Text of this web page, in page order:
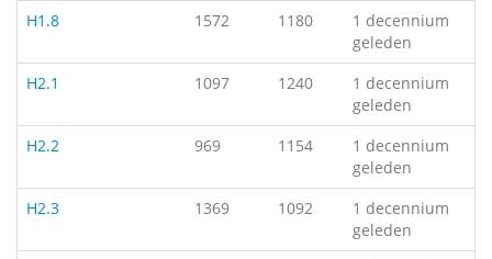
H1.8
1572 1180
1 decennium
geleden
H2.1
1097 1240
1 decennium
geleden
H2.2
969 1154
1 decennium
geleden
H2.3
1369 1092
1 decennium
geleden